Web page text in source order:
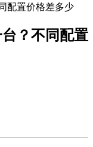
配置价格差多少
？不同配置